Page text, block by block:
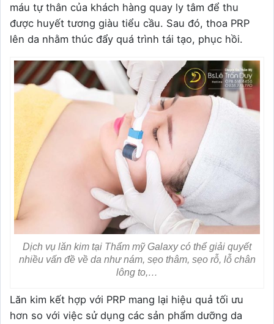
máu tự thân của khách hàng quay ly tâm để thu
được huyết tương giàu tiểu cầu. Sau đó, thoa PRP
lên da nhằm thúc đẩy quá trình tái tạo, phục hồi.
Dịch vụ lăn kim tại Thẩm mỹ Galaxy có thể giải quyết
nhiều vấn đề về da như nám, sẹo thâm, sẹo rỗ, lỗ chân
lông to,…
Lăn kim kết hợp với PRP mang lại hiệu quả tối ưu
hơn so với việc sử dụng các sản phẩm dưỡng da